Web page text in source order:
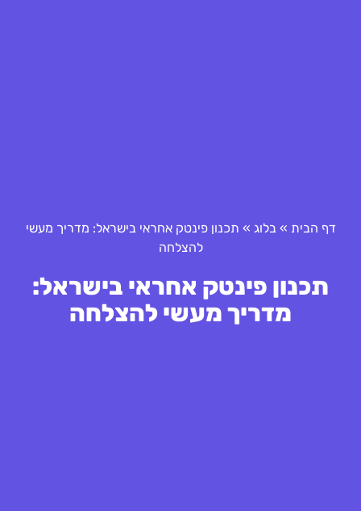
דף הבית »בלוג » תכנון פינטק אחראי בישראל: מדריך מעשי
להצלחה
תכנון פינטק אחראי בישראל:
מדריך מעשי להצלחה